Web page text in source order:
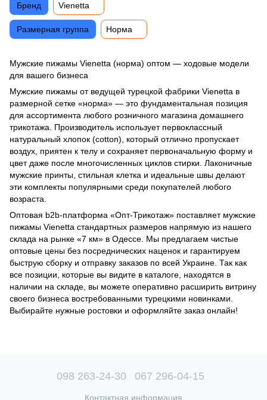
Мужские пижамы Vienetta (норма) оптом — ходовые модели
для вашего бизнеса
Мужские пижамы от ведущей турецкой фабрики Vienetta в
размерной сетке «норма» — это фундаментальная позиция
для ассортимента любого розничного магазина домашнего
трикотажа. Производитель использует первоклассный
натуральный хлопок (cotton), который отлично пропускает
воздух, приятен к телу и сохраняет первоначальную форму и
цвет даже после многочисленных циклов стирки. Лаконичные
мужские принты, стильная клетка и идеальные швы делают
эти комплекты популярными среди покупателей любого
возраста.
Оптовая b2b-платформа «Опт-Трикотаж» поставляет мужские
пижамы Vienetta стандартных размеров напрямую из нашего
склада на рынке «7 км» в Одессе. Мы предлагаем чистые
оптовые цены без посреднических наценок и гарантируем
быструю сборку и отправку заказов по всей Украине. Так как
все позиции, которые вы видите в каталоге, находятся в
наличии на складе, вы можете оперативно расширить витрину
своего бизнеса востребованными турецкими новинками.
Выбирайте нужные ростовки и оформляйте заказ онлайн!
Бренд Vienetta
Размерная группа Норма
098 263-24-30 067 296-04-15
Контактная информация